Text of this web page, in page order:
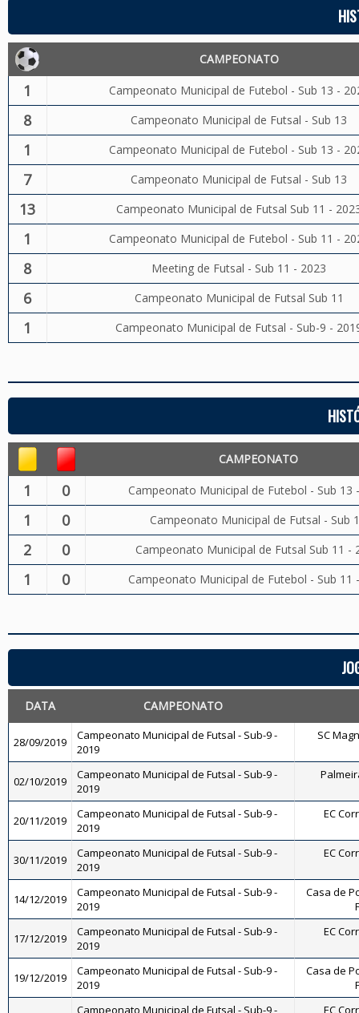
CAMPEONATO
1 Campeonato Municipal de Futebol - Sub 13 -
8 Campeonato Municipal de Futsal - Sub 13
1 Campeonato Municipal de Futebol - Sub 13 -
7 Campeonato Municipal de Futsal - Sub 13
13 Campeonato Municipal de Futsal Sub 11 -
1 Campeonato Municipal de Futebol - Sub 11 -
8 Meeting de Futsal - Sub 11 - 2023
6 Campeonato Municipal de Futsal Sub 11
1 Campeonato Municipal de Futsal - Sub-9 -
CAMPEONATO
1 0 Campeonato Municipal de Futebol - Sub 13
1 0 Campeonato Municipal de Futsal - Sub
2 0 Campeonato Municipal de Futsal Sub 11 -
1 0 Campeonato Municipal de Futebol - Sub 11
DATA CAMPEONATO
28/09/2019
Campeonato Municipal de Futsal - Sub-9 -
2019
SC
02/10/2019
Campeonato Municipal de Futsal - Sub-9 -
2019
20/11/2019
Campeonato Municipal de Futsal - Sub-9 -
2019
EC
30/11/2019
Campeonato Municipal de Futsal - Sub-9 -
2019
EC
14/12/2019
Campeonato Municipal de Futsal - Sub-9 -
2019
Casa de
17/12/2019
Campeonato Municipal de Futsal - Sub-9 -
2019
EC
19/12/2019
Campeonato Municipal de Futsal - Sub-9 -
2019
Casa de
Campeonato Municipal de Futsal - Sub-9 - EC